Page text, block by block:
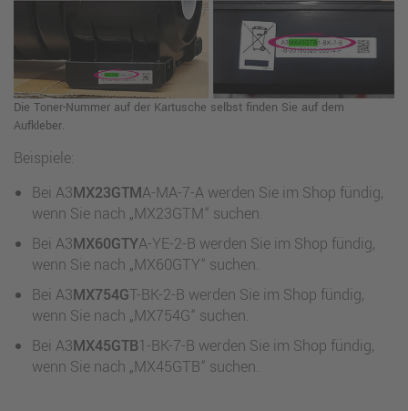
Die Toner-Nummer auf der Kartusche selbst finden Sie auf dem
Aufkleber.
Beispiele:
Bei A3MX23GTMA-MA-7-A werden Sie im Shop fündig,
wenn Sie nach „MX23GTM“ suchen.
Bei A3MX60GTYA-YE-2-B werden Sie im Shop fündig,
wenn Sie nach „MX60GTY“ suchen.
Bei A3MX754GT-BK-2-B werden Sie im Shop fündig,
wenn Sie nach „MX754G“ suchen.
Bei A3MX45GTB1-BK-7-B werden Sie im Shop fündig,
wenn Sie nach „MX45GTB“ suchen.